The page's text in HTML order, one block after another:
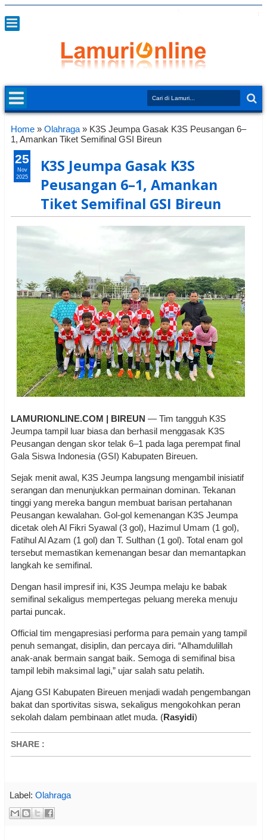
Home » Olahraga » K3S Jeumpa Gasak K3S Peusangan 6–
1, Amankan Tiket Semifinal GSI Bireun
K3S Jeumpa Gasak K3S
Peusangan 6–1, Amankan
Tiket Semifinal GSI Bireun
LAMURIONLINE.COM | BIREUN — Tim tangguh K3S
Jeumpa tampil luar biasa dan berhasil menggasak K3S
Peusangan dengan skor telak 6–1 pada laga perempat final
Gala Siswa Indonesia (GSI) Kabupaten Bireuen.
Sejak menit awal, K3S Jeumpa langsung mengambil inisiatif
serangan dan menunjukkan permainan dominan. Tekanan
tinggi yang mereka bangun membuat barisan pertahanan
Peusangan kewalahan. Gol-gol kemenangan K3S Jeumpa
dicetak oleh Al Fikri Syawal (3 gol), Hazimul Umam (1 gol),
Fatihul Al Azam (1 gol) dan T. Sulthan (1 gol). Total enam gol
tersebut memastikan kemenangan besar dan memantapkan
langkah ke semifinal.
Dengan hasil impresif ini, K3S Jeumpa melaju ke babak
semifinal sekaligus mempertegas peluang mereka menuju
partai puncak.
Official tim mengapresiasi performa para pemain yang tampil
penuh semangat, disiplin, dan percaya diri. “Alhamdulillah
anak-anak bermain sangat baik. Semoga di semifinal bisa
tampil lebih maksimal lagi,” ujar salah satu pelatih.
Ajang GSI Kabupaten Bireuen menjadi wadah pengembangan
bakat dan sportivitas siswa, sekaligus mengokohkan peran
sekolah dalam pembinaan atlet muda. (Rasyidi)
SHARE :
25
Nov
2025
Label: Olahraga